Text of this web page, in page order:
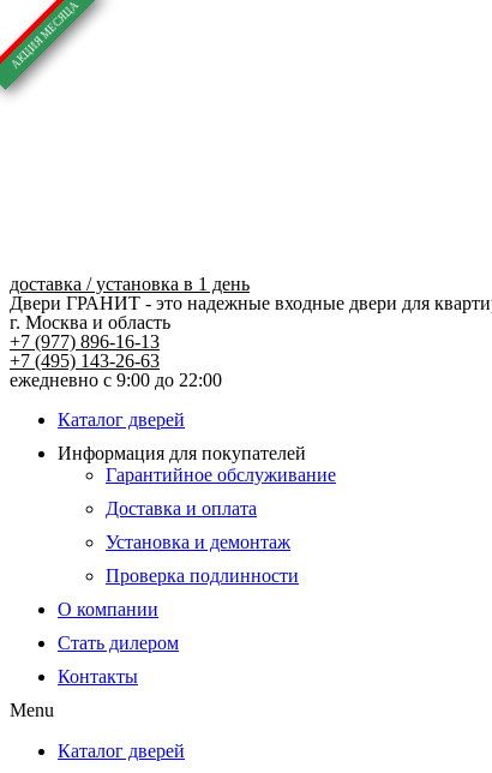
Перейти
к
содержимому
доставка / установка в 1 день
Двери ГРАНИТ - это надежные входные двери для
г. Москва и область
+7 (977) 896-16-13
+7 (495) 143-26-63
ежедневно с 9:00 до 22:00
Каталог дверей
Информация для покупателей
Гарантийное обслуживание
Доставка и оплата
Установка и демонтаж
Проверка подлинности
О компании
Стать дилером
Контакты
Menu
Каталог дверей